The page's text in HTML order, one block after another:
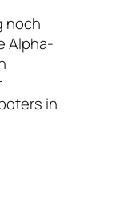
noch
Alpha-
in